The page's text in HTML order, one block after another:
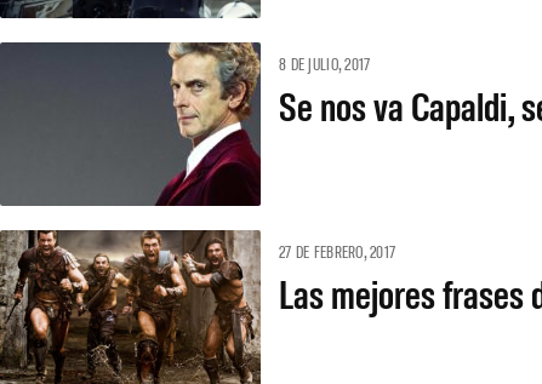
8 DE JULIO, 2017
Se nos va Capaldi,
27 DE FEBRERO, 2017
Las mejores frases